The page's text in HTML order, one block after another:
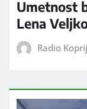
Umetnost
Lena
Radio